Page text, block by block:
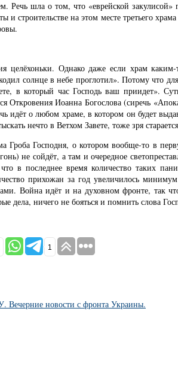
шла о том, что «еврейской
и строительстве на этом месте третьего
Однако даже если храм каким-
солнце в небе проглотил». Потому что
в который час Господь ваш приидет».
Иоанна Богослова (сиречь
о любом храме, в котором он будет
нечто в Ветхом Завете, тоже зря
Господня, о котором вообще-то в
не сойдёт, а там и очередное
последнее время количество таких
прихожан за год увеличилось
идёт и на духовном фронте, так
ничего не бояться и помнить слова
1
Вечерние новости с фронта Украины.